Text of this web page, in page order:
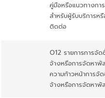
คู่มือหรือแนวทางกา
สําหรับผู้รับบริการห
ติดต่อ
O12 รายการการจั
จ้างหรือการจัดหาพั
ความก้าวหน้าการจั
จ้างหรือการจัดหาพั